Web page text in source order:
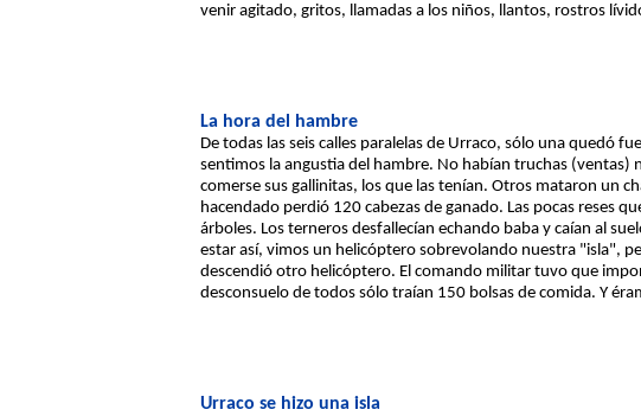
venir agitado, gritos, llamadas a los niños, llantos, rostros
La hora del hambre
De todas las seis calles paralelas de Urraco, sólo una quedó
sentimos la angustia del hambre. No habían truchas (ventas)
comerse sus gallinitas, los que las tenían. Otros mataron un
hacendado perdió 120 cabezas de ganado. Las pocas reses
árboles. Los terneros desfallecían echando baba y caían al
estar así, vimos un helicóptero sobrevolando nuestra "isla",
descendió otro helicóptero. El comando militar tuvo que
desconsuelo de todos sólo traían 150 bolsas de comida. Y
Urraco se hizo una isla